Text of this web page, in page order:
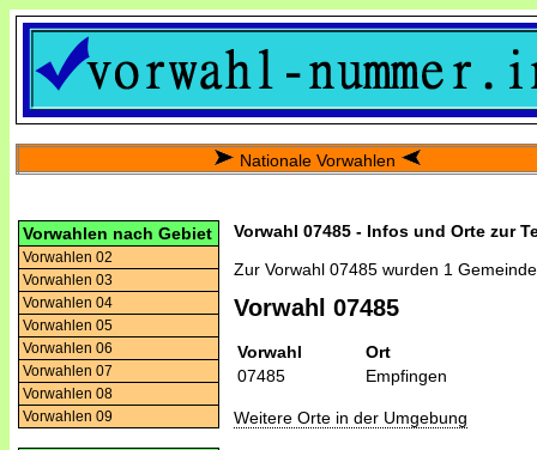
Nationale Vorwahlen
Vorwahlen nach Gebiet
Vorwahlen 02
Vorwahlen 03
Vorwahlen 04
Vorwahlen 05
Vorwahlen 06
Vorwahlen 07
Vorwahlen 08
Vorwahlen 09
Vorwahl 07485 - Infos und Orte zur
Zur Vorwahl 07485 wurden 1
Vorwahl 07485
Vorwahl
Ort
07485
Empfingen
Weitere Orte in der Umgebung